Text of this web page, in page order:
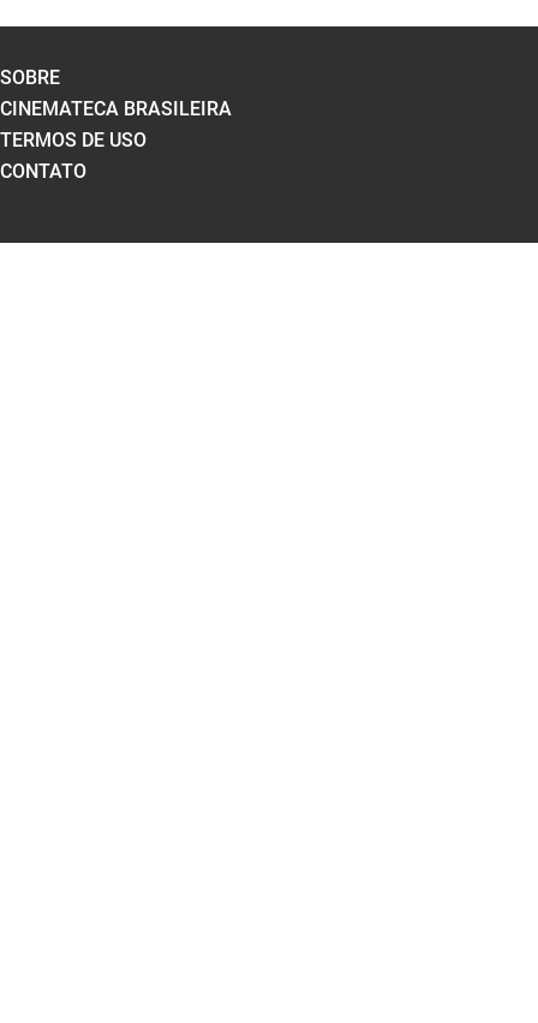
SOBRE
CINEMATECA BRASILEIRA
TERMOS DE USO
CONTATO